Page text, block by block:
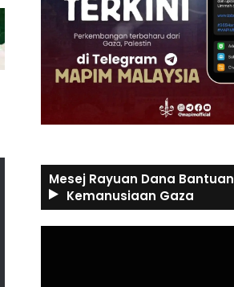
Mesej Rayuan Dana Bantuan
Kemanusiaan Gaza